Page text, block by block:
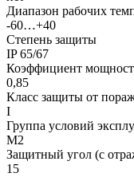
Диапазон рабочих
-60…+40
Степень защиты
IP 65/67
Коэффициент
0,85
Класс защиты от
I
Группа условий
М2
Защитный угол (с
15